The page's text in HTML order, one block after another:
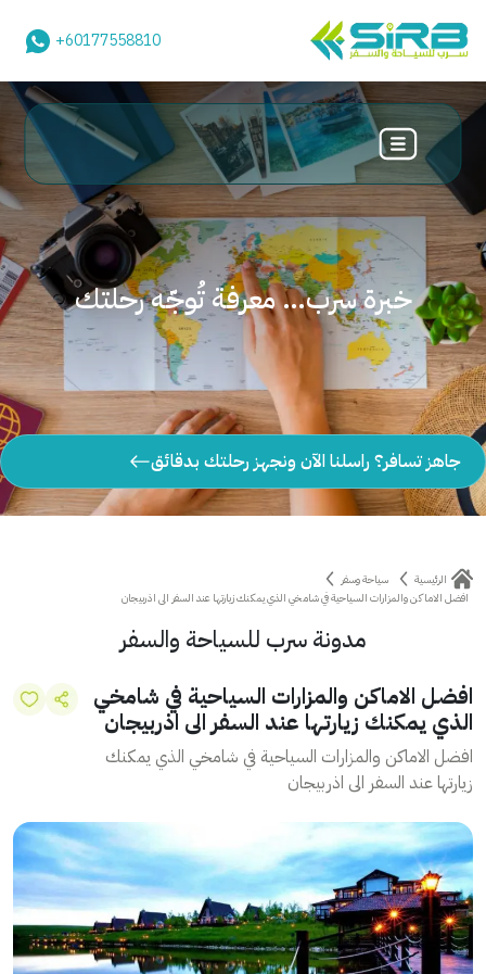
+60177558810
خبرة سرب… معرفة تُوجّه رحلتك
جاهز تسافر؟ راسلنا الآن ونجهز رحلتك بدقائق
الرئيسية
سياحة وسفر
افضل الاماكن والمزارات السياحية في شامخي الذي يمكنك زيارتها عند السفر الى اذربيجان
مدونة سرب للسياحة والسفر
افضل الاماكن والمزارات السياحية في شامخي
الذي يمكنك زيارتها عند السفر الى اذربيجان
افضل الاماكن والمزارات السياحية في شامخي الذي يمكنك
زيارتها عند السفر الى اذربيجان